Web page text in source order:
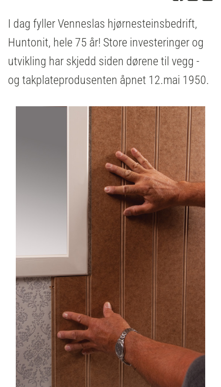
I dag fyller Venneslas hjørnesteinsbedrift,
Huntonit, hele 75 år! Store investeringer og
utvikling har skjedd siden dørene til vegg -
og takplateprodusenten åpnet 12.mai 1950.